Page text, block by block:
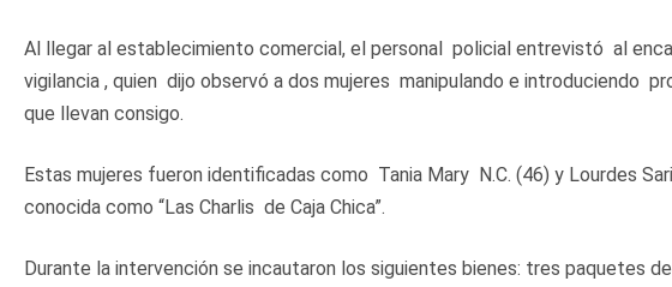
Al llegar al establecimiento comercial, el personal policial entrevistó al
vigilancia , quien dijo observó a dos mujeres manipulando e introduciendo
que llevan consigo.
Estas mujeres fueron identificadas como Tania Mary N.C. (46) y Lourdes
conocida como “Las Charlis de Caja Chica”.
Durante la intervención se incautaron los siguientes bienes: tres paquetes